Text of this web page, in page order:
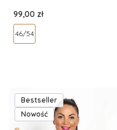
Cena
99,00 zł
46/54
Bestseller
Nowość